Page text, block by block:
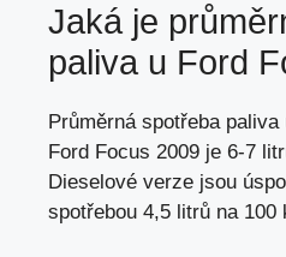
Jaká je
paliva u Ford
Průměrná spotřeba
Ford Focus 2009 je 6-7
Dieselové verze jsou
spotřebou 4,5 litrů na 100